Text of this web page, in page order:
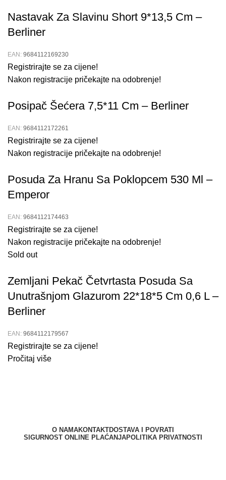
Nastavak Za Slavinu Short 9*13,5 Cm –
Berliner
EAN: 9684112169230
Registrirajte se za cijene!
Nakon registracije pričekajte na odobrenje!
Posipač Šećera 7,5*11 Cm – Berliner
EAN: 9684112172261
Registrirajte se za cijene!
Nakon registracije pričekajte na odobrenje!
Posuda Za Hranu Sa Poklopcem 530 Ml –
Emperor
EAN: 9684112174463
Registrirajte se za cijene!
Nakon registracije pričekajte na odobrenje!
Sold out
Zemljani Pekač Četvrtasta Posuda Sa
Unutrašnjom Glazurom 22*18*5 Cm 0,6 L –
Berliner
EAN: 9684112179567
Registrirajte se za cijene!
Pročitaj više
O NAMAKONTAKTDOSTAVA I POVRATI
SIGURNOST ONLINE PLAĆANJAPOLITIKA PRIVATNOSTI